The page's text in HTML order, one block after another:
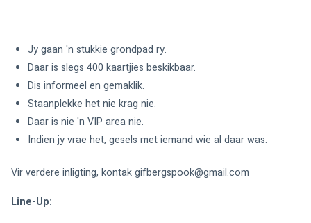
Jy gaan 'n stukkie grondpad ry.
Daar is slegs 400 kaartjies beskikbaar.
Dis informeel en gemaklik.
Staanplekke het nie krag nie.
Daar is nie 'n VIP area nie.
Indien jy vrae het, gesels met iemand wie al daar was.
Vir verdere inligting, kontak gifbergspook@gmail.com
Line-Up: